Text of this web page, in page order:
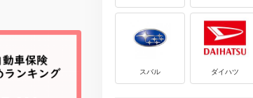
スバル ダイハツ